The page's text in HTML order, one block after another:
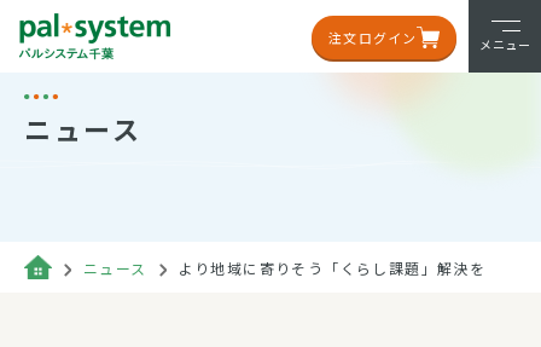
注文ログイン メニュー
ニュース
ニュース より地域に寄りそう「くらし課題」解決を